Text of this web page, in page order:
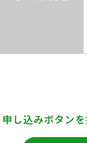
申し込みボタン